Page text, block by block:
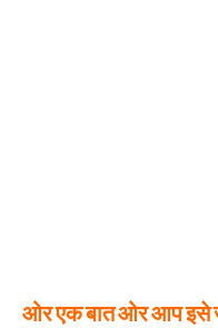
ओर एक बात ओर आप इसे